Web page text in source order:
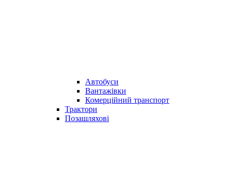
Автобуси
Вантажівки
Комерційний транспорт
Трактори
Позашляхові